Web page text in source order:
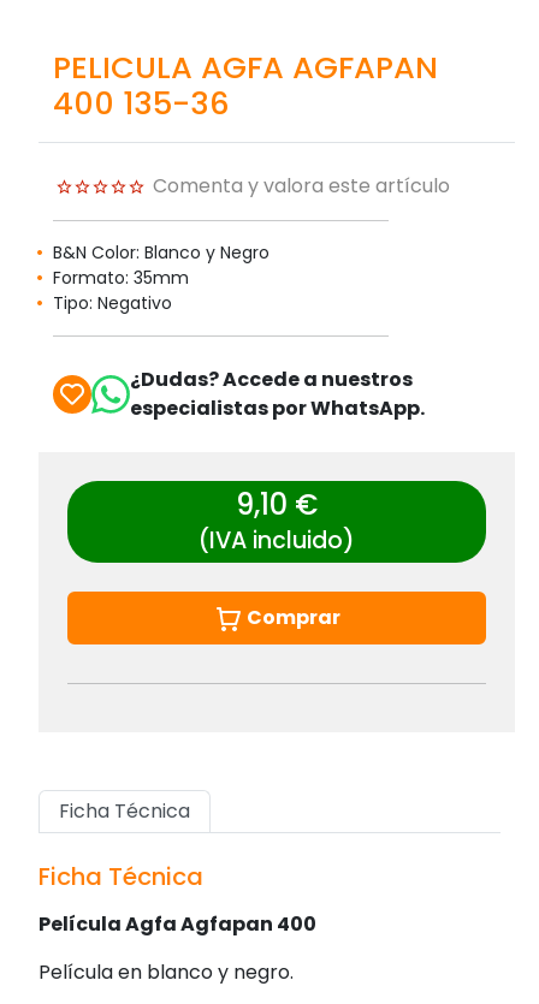
PELICULA AGFA AGFAPAN
400 135-36
Comenta y valora este artículo
B&N Color: Blanco y Negro
Formato: 35mm
Tipo: Negativo
¿Dudas? Accede a nuestros
especialistas por WhatsApp.
9,10 €
(IVA incluido)
Comprar
Ficha Técnica
Ficha Técnica
Película Agfa Agfapan 400
Película en blanco y negro.